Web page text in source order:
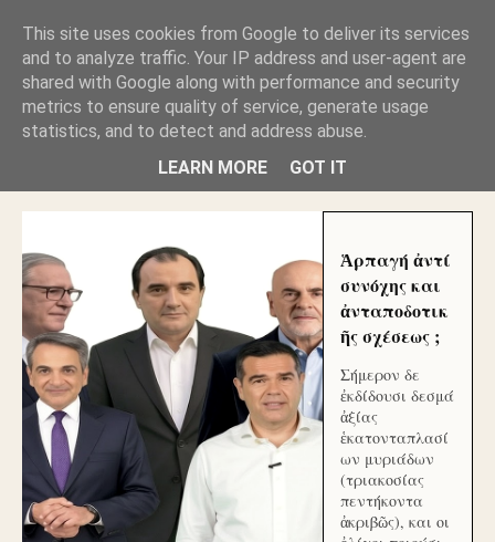
ΑΥΤΟΧΘΟΝΕΣ ΜΟΥ ΕΚΛΕΙΣΑΝ ΤΑ ΣΟΣΙΑΛ ΚΑΙ
ΦΙΜΩΣΑΝ ΤΟ SITE. ΟΙ ΧΙΛΙΑΔΕΣ ΜΙΚΡΟΕΠΕΝΔΥΤΕΣ
ΕΠΕΝΔΥΣΑΤΕ ΓΙΑ ΛΕΗΛΑΣΙΑ ΚΑΙ ΕΓΚΛΗΜΑ ?
ΓΛΥΦΑΔΑ WEB |ΟΙ ΜΕΓΑΛΟΙ ΚΛΕΠΤΑΙ ΑΠΟ ΤΟ
ΜΙΚΡΟΝ ΑΠΑΓΟΥΣΙ
Ἁρπαγή ἀντί
συνόχης και
ἀνταποδοτικ
ῆς σχέσεως ;
Σήμερον δε
ἐκδίδουσι δεσμά
ἀξίας
ἑκατονταπλασί
ων μυριάδων
(τριακοσίας
πεντήκοντα
ἀκριβῶς), και οι
This site uses cookies from Google to deliver its services
and to analyze traffic. Your IP address and user-agent are
shared with Google along with performance and security
metrics to ensure quality of service, generate usage
statistics, and to detect and address abuse.
LEARN MORE
GOT IT